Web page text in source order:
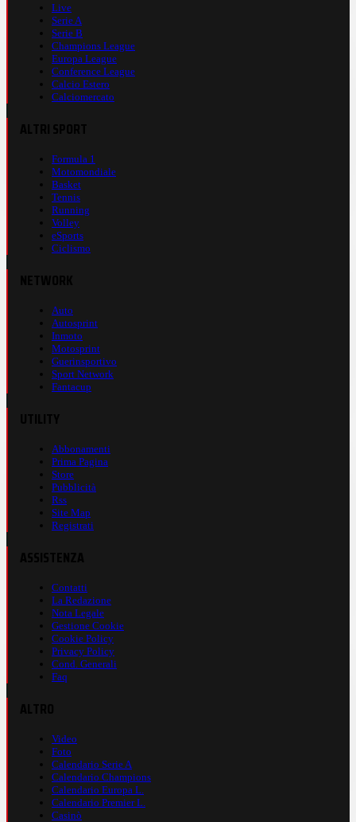
Live
Serie A
Serie B
Champions League
Europa League
Conference League
Calcio Estero
Calciomercato
Formula 1
Motomondiale
Basket
Tennis
Running
Volley
eSports
Ciclismo
Auto
Autosprint
Inmoto
Motosprint
Guerinsportivo
Sport Network
Fantacup
Abbonamenti
Prima Pagina
Store
Pubblicità
Rss
Site Map
Registrati
Contatti
La Redazione
Nota Legale
Gestione Cookie
Cookie Policy
Privacy Policy
Cond. Generali
Faq
Video
Foto
Calendario Serie A
Calendario Champions
Calendario Europa L.
Calendario Premier L.
Casinò